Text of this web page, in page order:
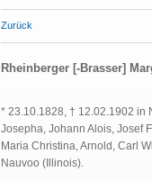
Zurück
Rheinberger [-Brasser]
* 23.10.1828, † 12.02.1902 in
Josepha, Johann Alois, Josef
Maria Christina, Arnold, Carl
Nauvoo (Illinois).